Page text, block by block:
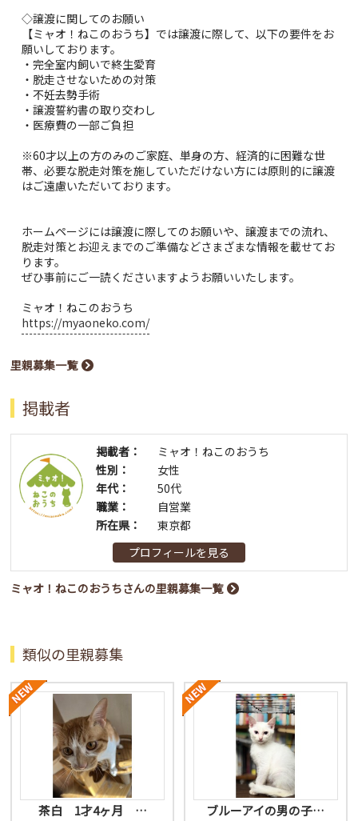
◇譲渡に関してのお願い
【ミャオ！ねこのおうち】では譲渡に際して、以下の要件をお
願いしております。
・完全室内飼いで終生愛育
・脱走させないための対策
・不妊去勢手術
・譲渡誓約書の取り交わし
・医療費の一部ご負担
※60才以上の方のみのご家庭、単身の方、経済的に困難な世
帯、必要な脱走対策を施していただけない方には原則的に譲渡
はご遠慮いただいております。
ホームページには譲渡に際してのお願いや、譲渡までの流れ、
脱走対策とお迎えまでのご準備などさまざまな情報を載せてお
ります。
ぜひ事前にご一読くださいますようお願いいたします。
ミャオ！ねこのおうち
https://myaoneko.com/
里親募集一覧
掲載者
掲載者：
ミャオ！ねこのおうち
性別：
女性
年代：
50代
職業：
自営業
所在県：
東京都
プロフィールを見る
ミャオ！ねこのおうちさんの里親募集一覧
類似の里親募集
茶白 1才4ヶ月 … ブルーアイの男の子…